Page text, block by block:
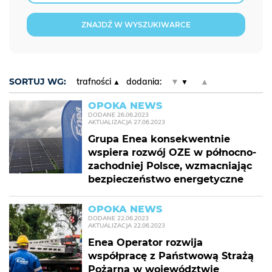
ZNAJDŹ W WYSZUKIWARCE
SORTUJ WG: trafności dodania: ▼ ▲
OPOKA NEWS
DODANE 26.06.2023
AKTUALIZACJA 27.06.2023
Grupa Enea konsekwentnie
wspiera rozwój OZE w północno-
zachodniej Polsce, wzmacniając
bezpieczeństwo energetyczne
OPOKA NEWS
DODANE 22.06.2023
AKTUALIZACJA 22.06.2023
Enea Operator rozwija
współpracę z Państwową Strażą
Pożarną w województwie